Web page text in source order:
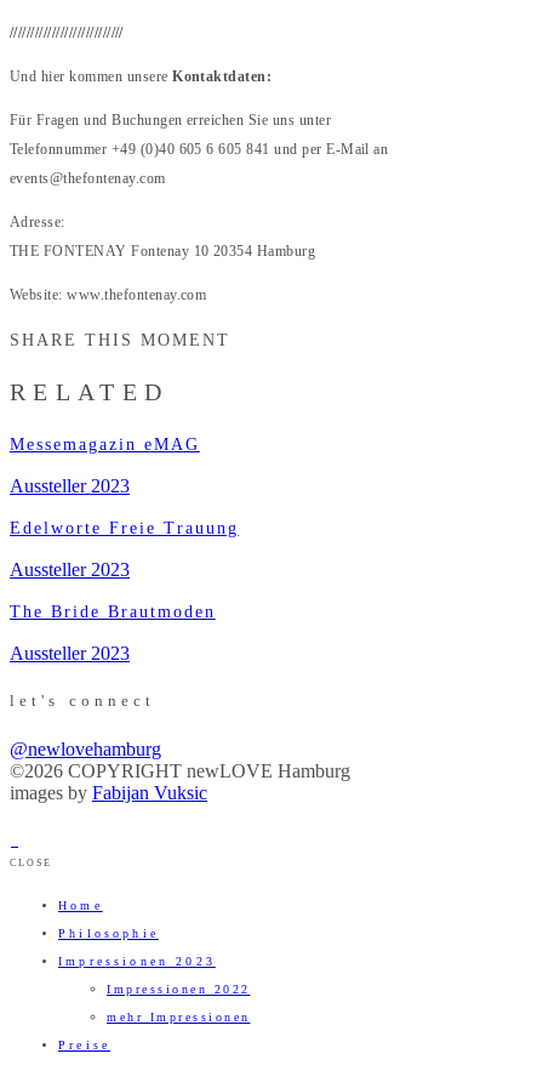
///////////////////////////
Und hier kommen unsereKontaktdaten:
Für Fragen und Buchungen erreichen Sie uns unter
Telefonnummer +49 (0)40 605 6 605 841 und per E-Mail an
events@thefontenay.com
Adresse:
THE FONTENAY Fontenay 10 20354 Hamburg
Website: www.thefontenay.com
SHARE THIS MOMENT
RELATED
Messemagazin eMAG
Aussteller 2023
Edelworte Freie Trauung
Aussteller 2023
The Bride Brautmoden
Aussteller 2023
let's connect
@newlovehamburg
©2026 COPYRIGHT newLOVE Hamburg
images by Fabijan Vuksic
CLOSE
Home
Philosophie
Impressionen 2023
Impressionen 2022
mehr Impressionen
Preise